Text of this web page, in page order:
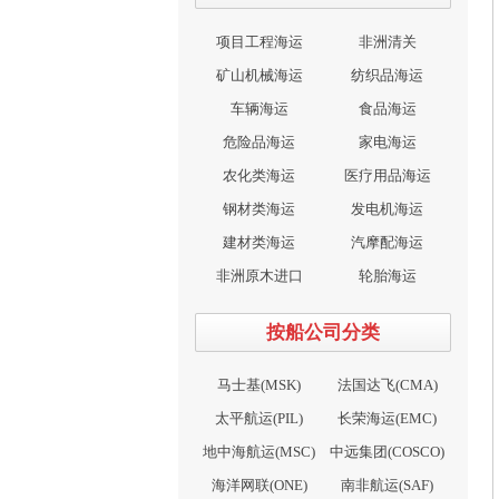
项目工程海运
非洲清关
矿山机械海运
纺织品海运
车辆海运
食品海运
危险品海运
家电海运
农化类海运
医疗用品海运
钢材类海运
发电机海运
建材类海运
汽摩配海运
非洲原木进口
轮胎海运
按船公司分类
马士基(MSK)
法国达飞(CMA)
太平航运(PIL)
长荣海运(EMC)
地中海航运(MSC)
中远集团(COSCO)
海洋网联(ONE)
南非航运(SAF)